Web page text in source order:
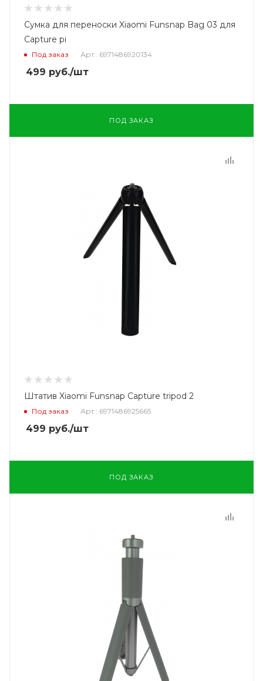
Сумка для переноски Xiaomi Funsnap Bag 03 для
Capture pi
Под заказ Арт.: 6971486920134
499 руб./шт
ПОД ЗАКАЗ
Штатив Xiaomi Funsnap Capture tripod 2
Под заказ Арт.: 6971486925665
499 руб./шт
ПОД ЗАКАЗ